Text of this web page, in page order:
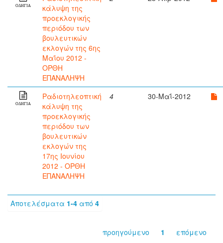
ΟΔΗΓΙΑ
κάλυψη της
προεκλογικής
περιόδου των
βουλευτικών
εκλογών της 6ης
Μαΐου 2012 -
ΟΡΘΗ
ΕΠΑΝΑΛΗΨΗ
ΟΔΗΓΙΑ
Ραδιοτηλεοπτική
κάλυψη της
προεκλογικής
περιόδου των
βουλευτικών
εκλογών της
17ης Ιουνίου
2012 - ΟΡΘΗ
ΕΠΑΝΑΛΗΨΗ
4 30-Μαΐ-2012
Αποτελέσματα 1-4 από 4
προηγούμενο 1 επόμενο